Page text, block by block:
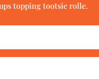
topping tootsie rolle.